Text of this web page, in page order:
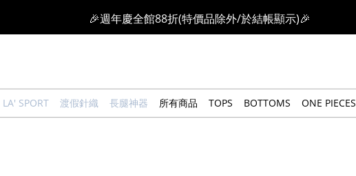
感恩回饋價🎁零修圖系列$399起>
絲柔莫代爾系列🤍任選兩件$1000
果凍棉系列⭐2件$1100|4件$2000|6件$2700
LA' SPORT 渡假針織 長腿神器 所有商品 TOPS BOTTOMS ONE PIECES